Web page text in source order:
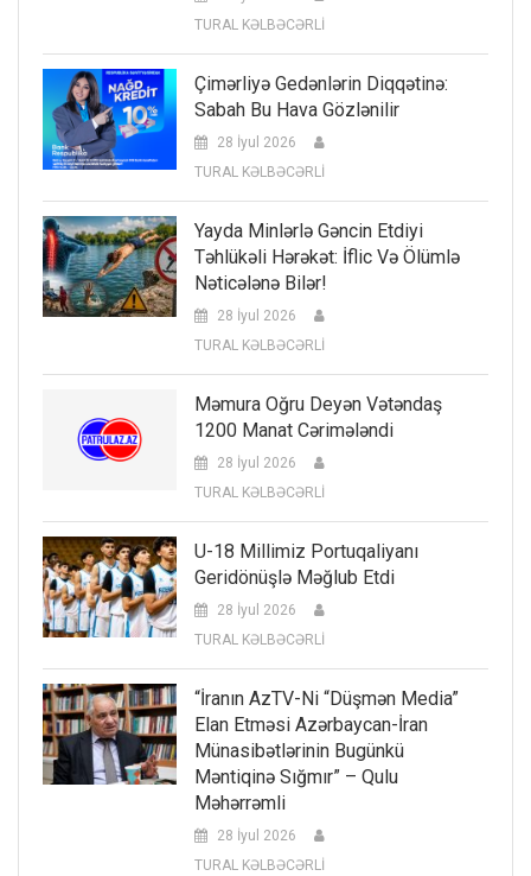
TURAL KƏLBƏCƏRLİ
Çimərliyə Gedənlərin Diqqətinə:
Sabah Bu Hava Gözlənilir
28 İyul 2026
TURAL KƏLBƏCƏRLİ
Yayda Minlərlə Gəncin Etdiyi
Təhlükəli Hərəkət: İflic Və Ölümlə
Nəticələnə Bilər!
28 İyul 2026
TURAL KƏLBƏCƏRLİ
Məmura Oğru Deyən Vətəndaş
1200 Manat Cərimələndi
28 İyul 2026
TURAL KƏLBƏCƏRLİ
U-18 Millimiz Portuqaliyanı
Geridönüşlə Məğlub Etdi
28 İyul 2026
TURAL KƏLBƏCƏRLİ
“İranın AzTV-Ni “düşmən Media”
Elan Etməsi Azərbaycan-İran
Münasibətlərinin Bugünkü
Məntiqinə Sığmır” – Qulu
Məhərrəmli
28 İyul 2026
TURAL KƏLBƏCƏRLİ